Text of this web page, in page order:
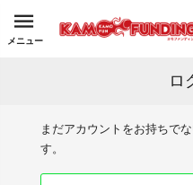
メニュー
ロ
まだアカウントをお持ちで
す。